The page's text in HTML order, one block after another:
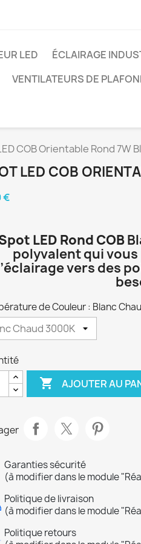
LED ÉCLAIRAGE
VENTILATEURS DE
COB Orientable Rond 7W
LED COB
€
LED Rond COB
polyvalent qui
vers des
de Couleur : Blanc
 AJOUTER AU
Garanties sécurité
(à modifier dans le module
Politique de livraison
(à modifier dans le module
Politique retours